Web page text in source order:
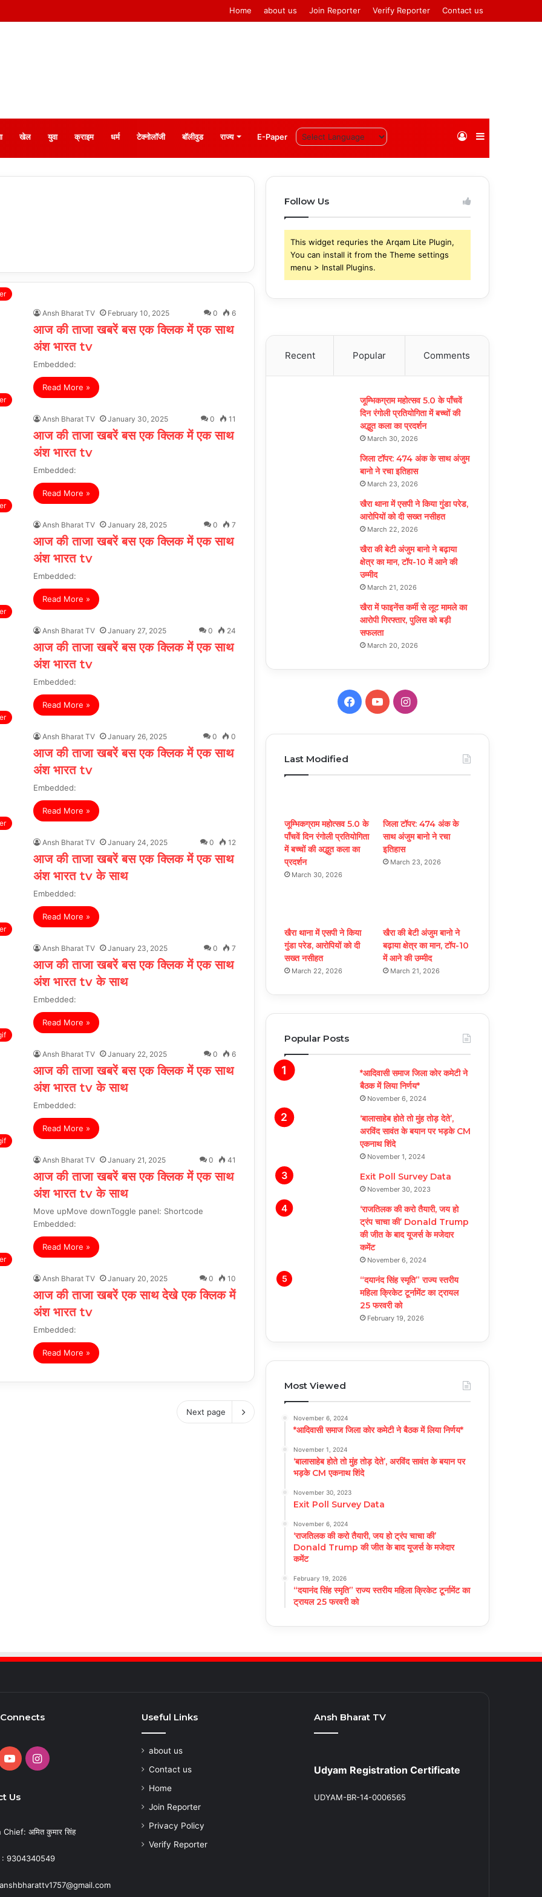
Home about us Join Reporter Verify Reporter Contact us
खेल युवा क्राइम धर्म टेक्नोलॉजी बॉलीवुड राज्य E-Paper Log
Ansh Bharat TV February 10, 2025 0 6
आज की ताजा खबरें बस एक क्लिक में एक साथ
अंश भारत tv
Embedded:
Read More »
Ansh Bharat TV January 30, 2025 0 11
आज की ताजा खबरें बस एक क्लिक में एक साथ
अंश भारत tv
Embedded:
Read More »
Ansh Bharat TV January 28, 2025 0 7
आज की ताजा खबरें बस एक क्लिक में एक साथ
अंश भारत tv
Embedded:
Read More »
Ansh Bharat TV January 27, 2025 0 24
आज की ताजा खबरें बस एक क्लिक में एक साथ
अंश भारत tv
Embedded:
Read More »
Ansh Bharat TV January 26, 2025 0 0
आज की ताजा खबरें बस एक क्लिक में एक साथ
अंश भारत tv
Embedded:
Read More »
Ansh Bharat TV January 24, 2025 0 12
आज की ताजा खबरें बस एक क्लिक में एक साथ
अंश भारत tv के साथ
Embedded:
Read More »
Ansh Bharat TV January 23, 2025 0 7
आज की ताजा खबरें बस एक क्लिक में एक साथ
अंश भारत tv के साथ
Embedded:
Read More »
Ansh Bharat TV January 22, 2025 0 6
आज की ताजा खबरें बस एक क्लिक में एक साथ
अंश भारत tv के साथ
Embedded:
Read More »
Ansh Bharat TV January 21, 2025 0 41
आज की ताजा खबरें बस एक क्लिक में एक साथ
अंश भारत tv के साथ
Move upMove downToggle panel: Shortcode
Embedded:
Read More »
Ansh Bharat TV January 20, 2025 0 10
आज की ताजा खबरें एक साथ देखे एक क्लिक में
अंश भारत tv
Embedded:
Read More »
Next page
Follow Us
This widget requries the Arqam Lite Plugin,
You can install it from the Theme settings
menu > Install Plugins.
Recent Popular Comments
जूम्भिकग्राम महोत्सव 5.0 के पाँचवें
दिन रंगोली प्रतियोगिता में बच्चों की
अद्भुत कला का प्रदर्शन
March 30, 2026
जिला टॉपर: 474 अंक के साथ अंजुम
बानो ने रचा इतिहास
March 23, 2026
खैरा थाना में एसपी ने किया गुंडा परेड,
आरोपियों को दी सख्त नसीहत
March 22, 2026
खैरा की बेटी अंजुम बानो ने बढ़ाया
क्षेत्र का मान, टॉप-10 में आने की
उम्मीद
March 21, 2026
खैरा में फाइनेंस कर्मी से लूट मामले का
आरोपी गिरफ्तार, पुलिस को बड़ी
सफलता
March 20, 2026
F
e
o
o
Y
T
b
e
I
t
g
Last Modified
जूम्भिकग्राम महोत्सव 5.0 के
पाँचवें दिन रंगोली प्रतियोगिता
में बच्चों की अद्भुत कला का
प्रदर्शन
March 30, 2026
जिला टॉपर: 474 अंक के
साथ अंजुम बानो ने रचा
इतिहास
March 23, 2026
खैरा थाना में एसपी ने किया
गुंडा परेड, आरोपियों को दी
सख्त नसीहत
March 22, 2026
खैरा की बेटी अंजुम बानो ने
बढ़ाया क्षेत्र का मान, टॉप-10
में आने की उम्मीद
March 21, 2026
Popular Posts
*आदिवासी समाज जिला कोर कमेटी ने
बैठक में लिया निर्णय*
November 6, 2024
‘बालासाहेब होते तो मुंह तोड़ देते’,
अरविंद सावंत के बयान पर भड़के CM
एकनाथ शिंदे
November 1, 2024
Exit Poll Survey Data
November 30, 2023
‘राजतिलक की करो तैयारी, जय हो
ट्रंप चाचा की’ Donald Trump
की जीत के बाद यूजर्स के मजेदार
कमेंट
November 6, 2024
“दयानंद सिंह स्मृति” राज्य स्तरीय
महिला क्रिकेट टूर्नामेंट का ट्रायल
25 फरवरी को
February 19, 2026
Most Viewed
November 6, 2024
*आदिवासी समाज जिला कोर कमेटी ने बैठक में लिया निर्णय*
November 1, 2024
‘बालासाहेब होते तो मुंह तोड़ देते’, अरविंद सावंत के बयान पर
भड़के CM एकनाथ शिंदे
November 30, 2023
Exit Poll Survey Data
November 6, 2024
‘राजतिलक की करो तैयारी, जय हो ट्रंप चाचा की’
Donald Trump की जीत के बाद यूजर्स के मजेदार
कमेंट
February 19, 2026
“दयानंद सिंह स्मृति” राज्य स्तरीय महिला क्रिकेट टूर्नामेंट का
ट्रायल 25 फरवरी को
YouTubeInstagram
Us
अमित कुमार सिंह
9304340549
Useful Links
about us
Contact us
Home
Join Reporter
Privacy Policy
Verify Reporter
Ansh Bharat TV
Udyam Registration Certificate
UDYAM-BR-14-0006565